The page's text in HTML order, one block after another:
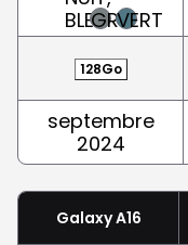
BLEUGRISVERT
128Go
septembre
2024
Galaxy A16